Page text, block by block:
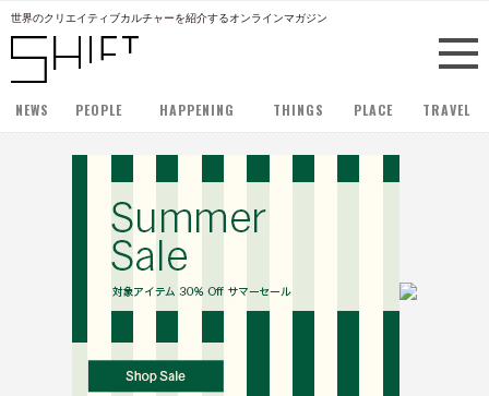
世界のクリエイティブカルチャーを紹介するオンラインマガジン
NEWS PEOPLE HAPPENING THINGS PLACE TRAVEL